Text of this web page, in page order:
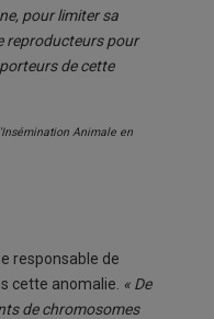
pour limiter sa
reproducteurs pour
de cette
Animale en
responsable de
cette anomalie. « De
de chromosomes